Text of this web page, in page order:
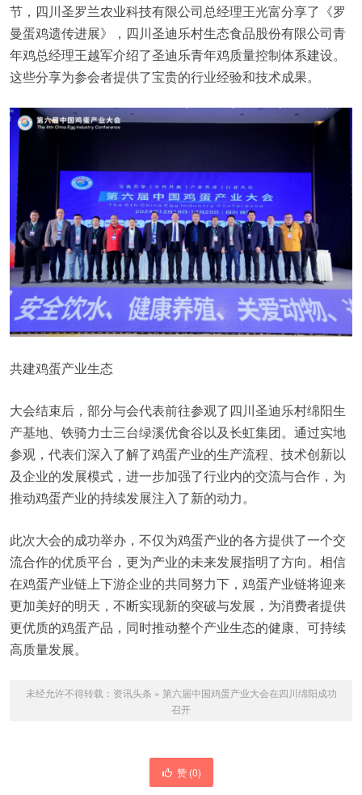
节，四川圣罗兰农业科技有限公司总经理王光富分享了《罗
曼蛋鸡遗传进展》，四川圣迪乐村生态食品股份有限公司青
年鸡总经理王越军介绍了圣迪乐青年鸡质量控制体系建设。
这些分享为参会者提供了宝贵的行业经验和技术成果。
共建鸡蛋产业生态
大会结束后，部分与会代表前往参观了四川圣迪乐村绵阳生
产基地、铁骑力士三台绿溪优食谷以及长虹集团。通过实地
参观，代表们深入了解了鸡蛋产业的生产流程、技术创新以
及企业的发展模式，进一步加强了行业内的交流与合作，为
推动鸡蛋产业的持续发展注入了新的动力。
此次大会的成功举办，不仅为鸡蛋产业的各方提供了一个交
流合作的优质平台，更为产业的未来发展指明了方向。相信
在鸡蛋产业链上下游企业的共同努力下，鸡蛋产业链将迎来
更加美好的明天，不断实现新的突破与发展，为消费者提供
更优质的鸡蛋产品，同时推动整个产业生态的健康、可持续
高质量发展。
未经允许不得转载： 资讯头条 » 第六届中国鸡蛋产业大会在四川绵阳成功
召开
赞 (0)